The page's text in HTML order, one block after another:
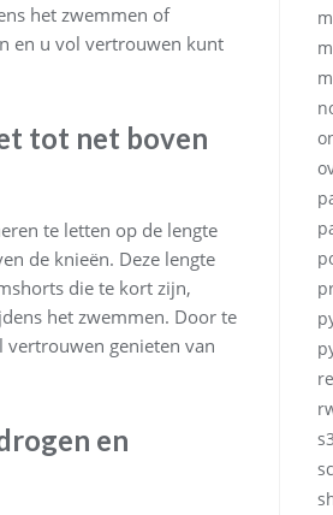
het zwemmen of
en u vol vertrouwen kunt
tot net boven
te letten op de lengte
de knieën. Deze lengte
die te kort zijn,
het zwemmen. Door te
genieten van
en
s3